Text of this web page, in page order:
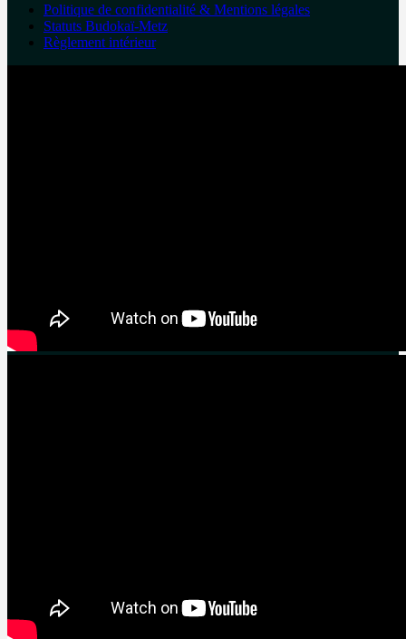
Politique de confidentialité & Mentions légales
Statuts Budokaï-Metz
Règlement intérieur